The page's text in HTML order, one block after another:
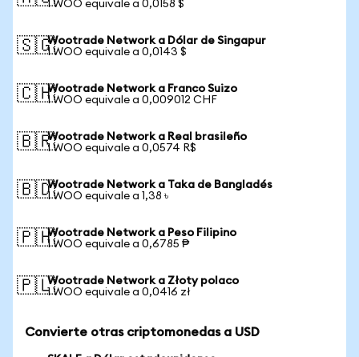
1 WOO equivale a 0,0158 $
🇸🇬Wootrade Network a Dólar de Singapur
1 WOO equivale a 0,0143 $
🇨🇭Wootrade Network a Franco Suizo
1 WOO equivale a 0,009012 CHF
🇧🇷Wootrade Network a Real brasileño
1 WOO equivale a 0,0574 R$
🇧🇩Wootrade Network a Taka de Bangladés
1 WOO equivale a 1,38 ৳
🇵🇭Wootrade Network a Peso Filipino
1 WOO equivale a 0,6785 ₱
🇵🇱Wootrade Network a Złoty polaco
1 WOO equivale a 0,0416 zł
Convierte otras criptomonedas a USD